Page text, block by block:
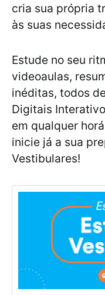
cria sua própria
às suas
Estude no seu
videoaulas,
inéditas, todos
Digitais
em qualquer
inicie já a sua
Vestibulares!